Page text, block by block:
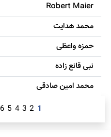
Robert Maier
محمد هدایت
حمزه واعظی
نبی قانع زاده
محمد امين صادقی
1
2
3
4
5
6